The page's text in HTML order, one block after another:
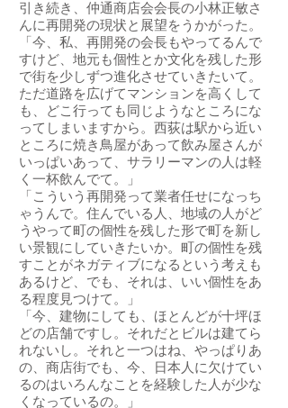
引き続き、仲通商店会会長の小林正敏さ
んに再開発の現状と展望をうかがった。
「今、私、再開発の会長もやってるんで
すけど、地元も個性とか文化を残した形
で街を少しずつ進化させていきたいて。
ただ道路を広げてマンションを高くして
も、どこ行っても同じようなところにな
ってしまいますから。西荻は駅から近い
ところに焼き鳥屋があって飲み屋さんが
いっぱいあって、サラリーマンの人は軽
く一杯飲んでて。」
「こういう再開発って業者任せになっち
ゃうんで。住んでいる人、地域の人がど
うやって町の個性を残した形で町を新し
い景観にしていきたいか。町の個性を残
すことがネガティブになるという考えも
あるけど、でも、それは、いい個性をあ
る程度見つけて。」
「今、建物にしても、ほとんどが十坪ほ
どの店舗ですし。それだとビルは建てら
れないし。それと一つはね、やっぱりあ
の、商店街でも、今、日本人に欠けてい
るのはいろんなことを経験した人が少な
くなっているの。」